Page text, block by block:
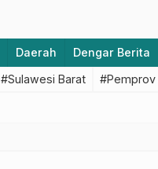
Daerah Dengar Berita
#Sulawesi Barat #Pemprov